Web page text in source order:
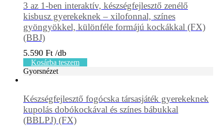
3 az 1-ben interaktív, készségfejlesztő zenélő
kisbusz gyerekeknek – xilofonnal, színes
gyöngyökkel, különféle formájú kockákkal (FX)
(BBJ)
5.590 Ft
Kosárba teszem
Gyorsnézet
Készségfejlesztő fogócska társasjáték gyerekeknek
kupolás dobókockával és színes bábukkal
(BBLPJ) (FX)